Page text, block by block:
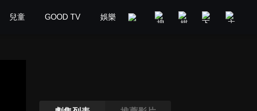
兒童 GOOD TV 娛樂 美食旅遊 新聞政論